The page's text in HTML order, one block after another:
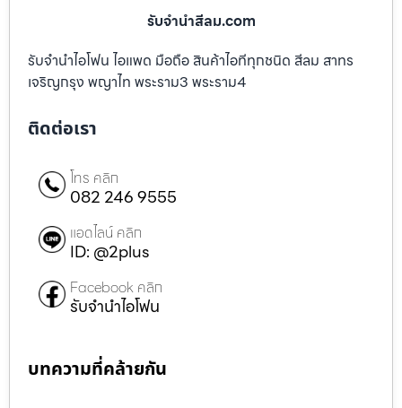
รับจํานําสีลม.com
รับจำนำไอโฟน ไอแพด มือถือ สินค้าไอทีทุกชนิด สีลม สาทร
เจริญกรุง พญาไท พระราม3 พระราม4
ติดต่อเรา
โทร คลิก
082 246 9555
แอดไลน์ คลิก
ID: @2plus
Facebook คลิก
รับจำนำไอโฟน
บทความที่คล้ายกัน